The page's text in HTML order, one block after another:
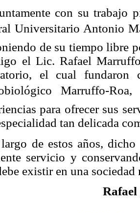
con su trabajo
Universitario Antonio
de su tiempo libre
el Lic. Rafael
el cual fundaron
Marruffo-
para ofrecer sus
tan delicada
de estos años,
servicio y
existir en una sociedad